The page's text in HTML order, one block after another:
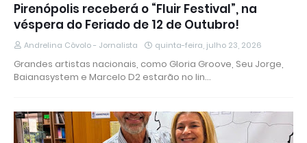
Pirenópolis receberá o “Fluir Festival”, na
véspera do Feriado de 12 de Outubro!
Andrelina Côvolo - Jornalista quinta-feira, julho 23, 2026
Grandes artistas nacionais, como Gloria Groove, Seu Jorge,
Baianasystem e Marcelo D2 estarão no lin…